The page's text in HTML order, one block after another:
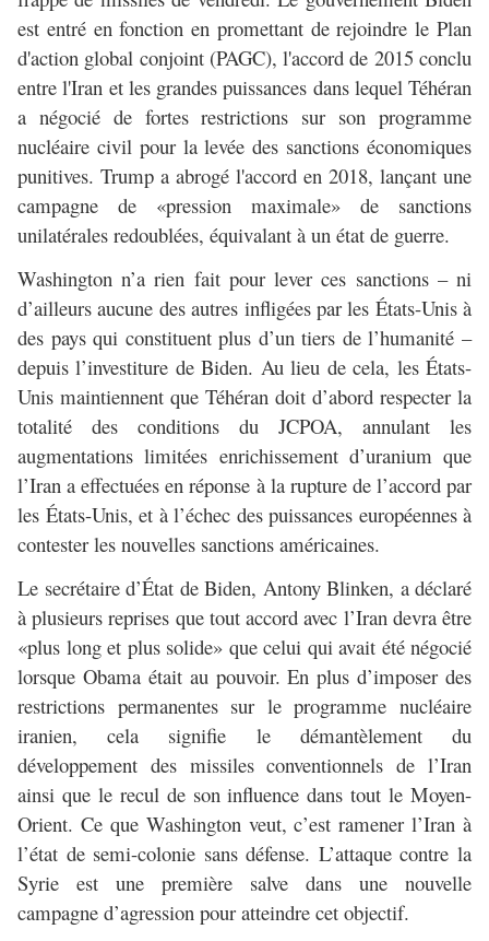
est entré en fonction en promettant de rejoindre le Plan
d'action global conjoint (PAGC), l'accord de 2015 conclu
entre l'Iran et les grandes puissances dans lequel Téhéran
a négocié de fortes restrictions sur son programme
nucléaire civil pour la levée des sanctions économiques
punitives. Trump a abrogé l'accord en 2018, lançant une
campagne de «pression maximale» de sanctions
unilatérales redoublées, équivalant à un état de guerre.
Washington n’a rien fait pour lever ces sanctions – ni
d’ailleurs aucune des autres infligées par les États-Unis à
des pays qui constituent plus d’un tiers de l’humanité –
depuis l’investiture de Biden. Au lieu de cela, les États-
Unis maintiennent que Téhéran doit d’abord respecter la
totalité des conditions du JCPOA, annulant les
augmentations limitées enrichissement d’uranium que
l’Iran a effectuées en réponse à la rupture de l’accord par
les États-Unis, et à l’échec des puissances européennes à
contester les nouvelles sanctions américaines.
Le secrétaire d’État de Biden, Antony Blinken, a déclaré
à plusieurs reprises que tout accord avec l’Iran devra être
«plus long et plus solide» que celui qui avait été négocié
lorsque Obama était au pouvoir. En plus d’imposer des
restrictions permanentes sur le programme nucléaire
iranien, cela signifie le démantèlement du
développement des missiles conventionnels de l’Iran
ainsi que le recul de son influence dans tout le Moyen-
Orient. Ce que Washington veut, c’est ramener l’Iran à
l’état de semi-colonie sans défense. L’attaque contre la
Syrie est une première salve dans une nouvelle
campagne d’agression pour atteindre cet objectif.